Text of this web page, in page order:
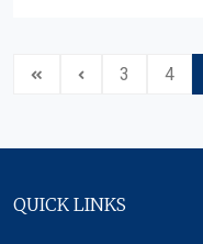
3 4
QUICK LINKS